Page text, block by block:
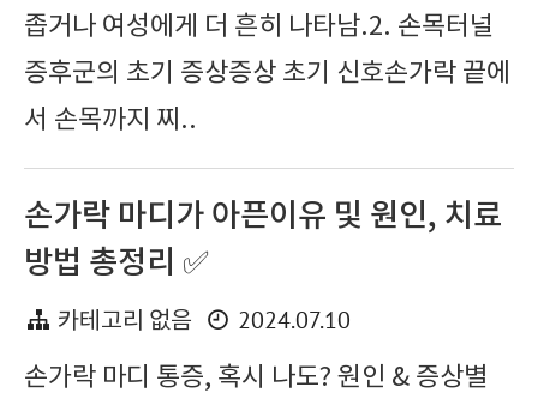
좁거나 여성에게 더 흔히 나타남.2. 손목터널
증후군의 초기 증상증상 초기 신호손가락 끝에
서 손목까지 찌..
손가락 마디가 아픈이유 및 원인, 치료
방법 총정리 ✅
카테고리 없음
2024.07.10
손가락 마디 통증, 혹시 나도? 원인 & 증상별